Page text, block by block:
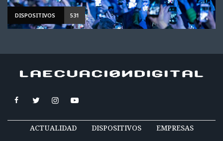
DISPOSITIVOS 531
ACTUALIDAD DISPOSITIVOS EMPRESAS